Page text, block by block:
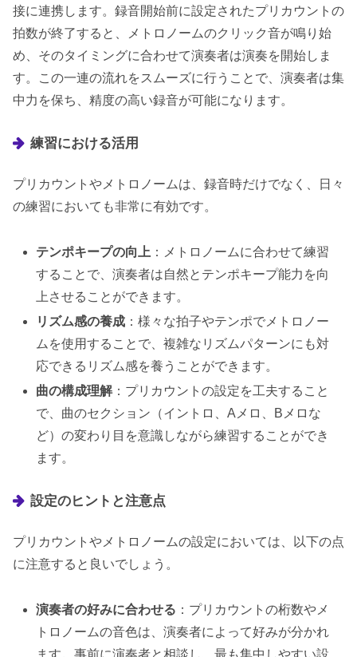
接に連携します。録音開始前に設定されたプリカウントの
拍数が終了すると、メトロノームのクリック音が鳴り始
め、そのタイミングに合わせて演奏者は演奏を開始しま
す。この一連の流れをスムーズに行うことで、演奏者は集
中力を保ち、精度の高い録音が可能になります。
練習における活用
プリカウントやメトロノームは、録音時だけでなく、日々
の練習においても非常に有効です。
テンポキープの向上 ：メトロノームに合わせて練習
することで、演奏者は自然とテンポキープ能力を向
上させることができます。
リズム感の養成 ：様々な拍子やテンポでメトロノー
ムを使用することで、複雑なリズムパターンにも対
応できるリズム感を養うことができます。
曲の構成理解：プリカウントの設定を工夫すること
で、曲のセクション（イントロ、Aメロ、Bメロな
ど）の変わり目を意識しながら練習することができ
ます。
設定のヒントと注意点
プリカウントやメトロノームの設定においては、以下の点
に注意すると良いでしょう。
演奏者の好みに合わせる ：プリカウントの桁数やメ
トロノームの音色は、演奏者によって好みが分かれ
ます。事前に演奏者と相談し、最も集中しやすい設